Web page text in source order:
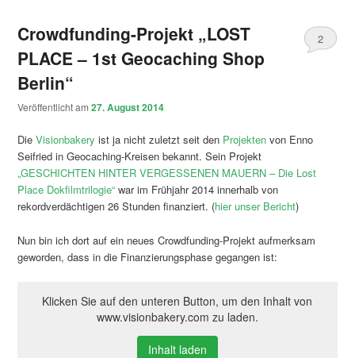
Crowdfunding-Projekt „LOST
PLACE – 1st Geocaching Shop
Berlin“
Veröffentlicht am27. August 2014
2
DieVisionbakery ist ja nicht zuletzt seit den Projekten von Enno
Seifried in Geocaching-Kreisen bekannt. Sein Projekt
„GESCHICHTEN HINTER VERGESSENEN MAUERN – Die Lost
Place Dokfilmtrilogie“ war im Frühjahr 2014 innerhalb von
rekordverdächtigen 26 Stunden finanziert. (hier unser Bericht)
Nun bin ich dort auf ein neues Crowdfunding-Projekt aufmerksam
geworden, dass in die Finanzierungsphase gegangen ist:
Klicken Sie auf den unteren Button, um den Inhalt von
www.visionbakery.com zu laden.
Inhalt laden